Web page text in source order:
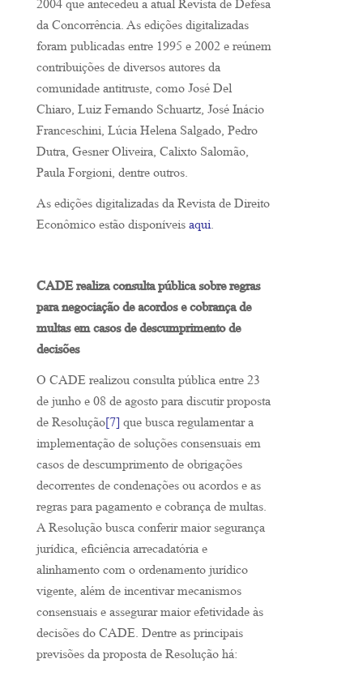
2004 que antecedeu a atual Revista de Defesa
da Concorrência. As edições digitalizadas
foram publicadas entre 1995 e 2002 e reúnem
contribuições de diversos autores da
comunidade antitruste, como José Del
Chiaro, Luiz Fernando Schuartz, José Inácio
Franceschini, Lúcia Helena Salgado, Pedro
Dutra, Gesner Oliveira, Calixto Salomão,
Paula Forgioni, dentre outros.
As edições digitalizadas da Revista de Direito
Econômico estão disponíveisaqui.
CADE realiza consulta pública sobre regras
para negociação de acordos e cobrança de
multas em casos de descumprimento de
decisões
O CADE realizou consulta pública entre 23
de junho e 08 de agosto para discutir proposta
de Resolução[7] que busca regulamentar a
implementação de soluções consensuais em
casos de descumprimento de obrigações
decorrentes de condenações ou acordos e as
regras para pagamento e cobrança de multas.
A Resolução busca conferir maior segurança
jurídica, eficiência arrecadatória e
alinhamento com o ordenamento jurídico
vigente, além de incentivar mecanismos
consensuais e assegurar maior efetividade às
decisões do CADE. Dentre as principais
previsões da proposta de Resolução há: